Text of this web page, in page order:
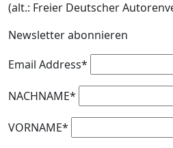
(alt.: Freier Deutscher
Newsletter abonnieren
Email Address*
NACHNAME*
VORNAME*